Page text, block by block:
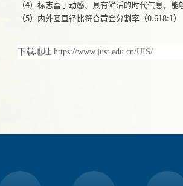
（4）标志富于动感、具有鲜活的时代气息，
（5）内外圆直径比符合黄金分割率（0.618:1）
下载地址https://www.just.edu.cn/UIS/